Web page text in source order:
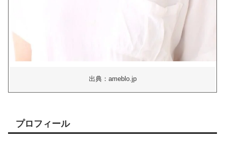
出典：ameblo.jp
プロフィール